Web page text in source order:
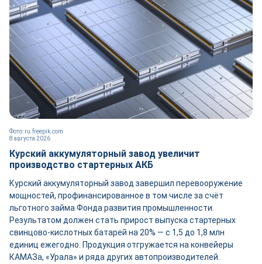
8 августа 2026
Фото: ru.freepik.com
Курский аккумуляторный завод увеличит
производство стартерных АКБ
Курский аккумуляторный завод завершил перевооружение
мощностей, профинансированное в том числе за счёт
льготного займа Фонда развития промышленности.
Результатом должен стать прирост выпуска стартерных
свинцово-кислотных батарей на 20% — с 1,5 до 1,8 млн
единиц ежегодно. Продукция отгружается на конвейеры
КАМАЗа, «Урала» и ряда других автопроизводителей.